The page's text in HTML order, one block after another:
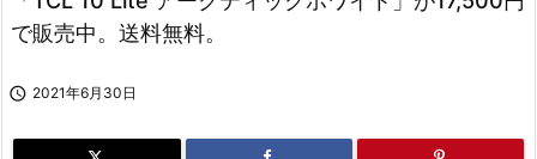
で販売中。送料無料。
 2021年6月30日